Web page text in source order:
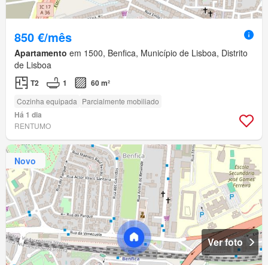
850 €/mês
Apartamento em 1500, Benfica, Município de Lisboa, Distrito
de Lisboa
T2 1 60 m²
Cozinha equipada Parcialmente mobiliado
Há 1 dia
RENTUMO
Novo
Ver foto